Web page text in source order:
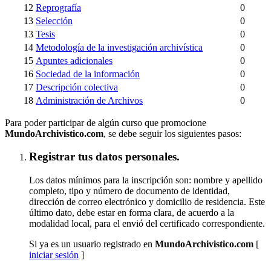
12 Reprografía
0
13 Selección
0
13 Tesis
0
14 Metodología de la investigación archivística
0
15 Apuntes adicionales
0
16 Sociedad de la información
0
17 Descripción colectiva
0
18 Administración de Archivos 0
Para poder participar de algún curso que promocione
MundoArchivistico.com, se debe seguir los siguientes pasos:
Registrar tus datos personales.
Los datos mínimos para la inscripción son: nombre y apellido
completo, tipo y número de documento de identidad,
dirección de correo electrónico y domicilio de residencia. Este
último dato, debe estar en forma clara, de acuerdo a la
modalidad local, para el envió del certificado correspondiente.
Si ya es un usuario registrado en MundoArchivistico.com [
iniciar sesión ]